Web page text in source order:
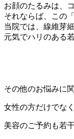
お顔のたるみは、
それならば、この
当院では、線維芽
元気でハリのある
その他のお悩みに
女性の方だけでな
美容のご予約も若